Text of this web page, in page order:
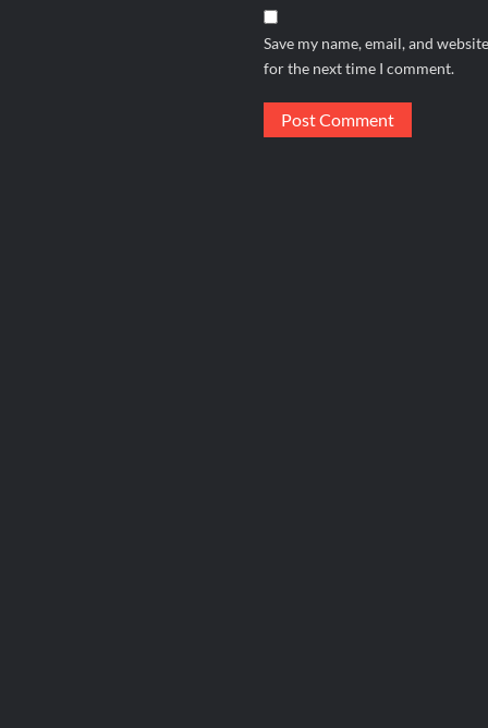
Save my name, email, and
for the next time I comment.